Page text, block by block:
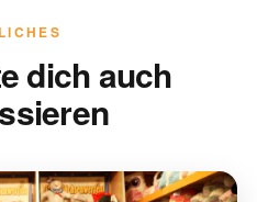
dich auch